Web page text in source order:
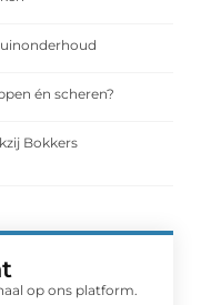
én scheren?
Bokkers
op ons platform.